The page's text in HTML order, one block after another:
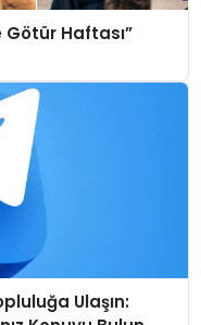
Götür Haftası”
Ulaşın: